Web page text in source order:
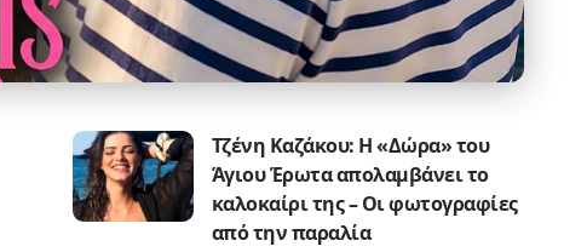
Τζένη Καζάκου: Η «Δώρα» του
Άγιου Έρωτα απολαμβάνει το
καλοκαίρι της – Οι φωτογραφίες
από την παραλία